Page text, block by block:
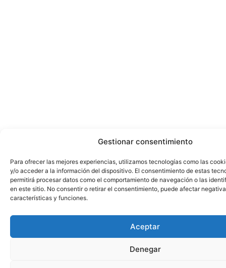
Gestionar consentimiento
Para ofrecer las mejores experiencias, utilizamos tecnologías como las
y/o acceder a la información del dispositivo. El consentimiento de estas
permitirá procesar datos como el comportamiento de navegación o las
en este sitio. No consentir o retirar el consentimiento, puede afectar
características y funciones.
Aceptar
Denegar